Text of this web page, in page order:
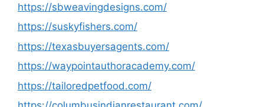
https://sbweavingdesigns.com/
https://suskyfishers.com/
https://texasbuyersagents.com/
https://waypointauthoracademy.com/
https://tailoredpetfood.com/